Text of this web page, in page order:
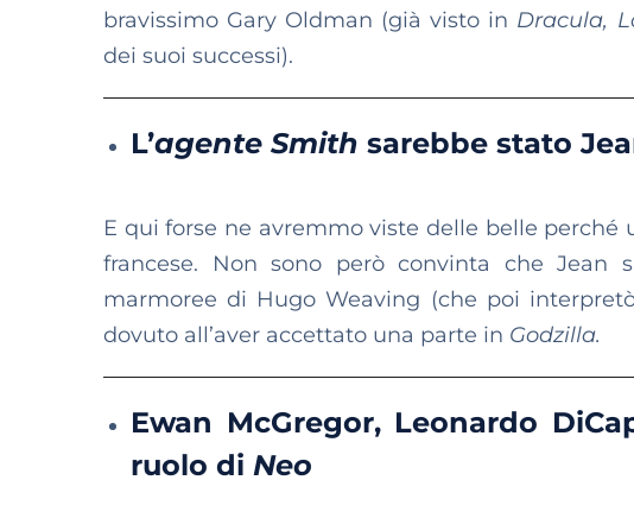
bravissimo Gary Oldman (già visto in Dracula,
dei suoi successi).
L’agente Smith sarebbe stato
E qui forse ne avremmo viste delle belle perché
francese. Non sono però convinta che Jean
marmoree di Hugo Weaving (che poi
dovuto all’aver accettato una parte in Godzilla.
Ewan McGregor, Leonardo
ruolo diNeo